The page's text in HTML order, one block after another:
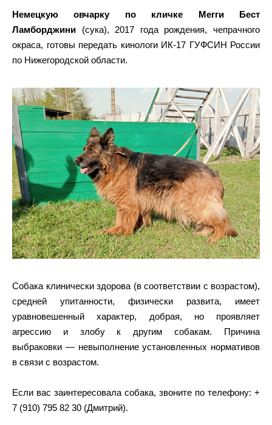
Немецкую овчарку по кличке Мегги Бест
Ламборджини (сука), 2017 года рождения, чепрачного
окраса, готовы передать кинологи ИК-17 ГУФСИН России
по Нижегородской области.
Собака клинически здорова (в соответствии с возрастом),
средней упитанности, физически развита, имеет
уравновешенный характер, добрая, но проявляет
агрессию и злобу к другим собакам. Причина
выбраковки — невыполнение установленных нормативов
в связи с возрастом.
Если вас заинтересовала собака, звоните по телефону: +
7 (910) 795 82 30 (Дмитрий).